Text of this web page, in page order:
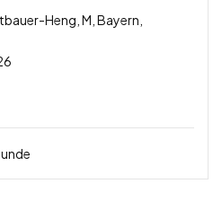
Heng, M, Bayern,